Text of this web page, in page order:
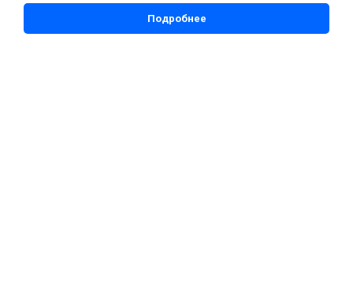
Подробнее